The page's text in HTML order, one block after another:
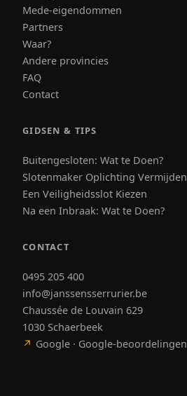
Mede-eigendommen
Partners
Waar?
Andere provincies
FAQ
Contact
GIDSEN & TIPS
Buitengesloten: Wat te Doen?
Slotenmaker Oplichting Vermijden
Een Veiligheidsslot Kiezen
Na een Inbraak: Wat te Doen?
CONTACT
0495 205 400
info@janssensserrurier.be
Chaussée de Louvain 629
1030 Schaerbeek
↗ Google · Google-beoordelingen